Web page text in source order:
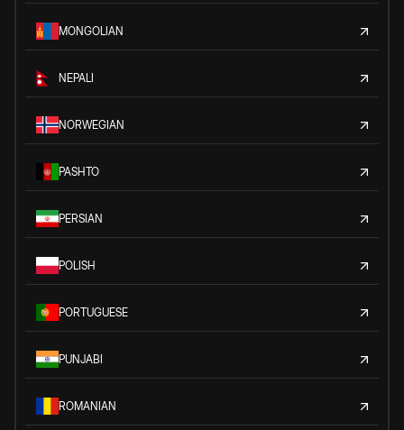
MONGOLIAN
NEPALI
NORWEGIAN
PASHTO
PERSIAN
POLISH
PORTUGUESE
PUNJABI
ROMANIAN